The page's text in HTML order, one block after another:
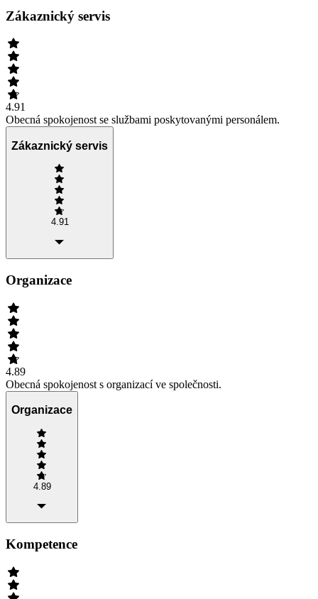
Zákaznický servis
4.91
Obecná spokojenost se službami poskytovanými personálem.
Zákaznický servis
4.91
Organizace
4.89
Obecná spokojenost s organizací ve společnosti.
Organizace
4.89
Kompetence